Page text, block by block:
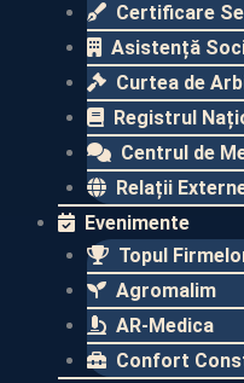
Certificare
Asistență
Curtea de
Registrul
Centrul de
Relații
Evenimente​
Topul
Agromalim
AR-Medica
Confort